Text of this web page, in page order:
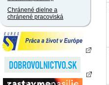
Chránené dielne a
chránené pracoviská